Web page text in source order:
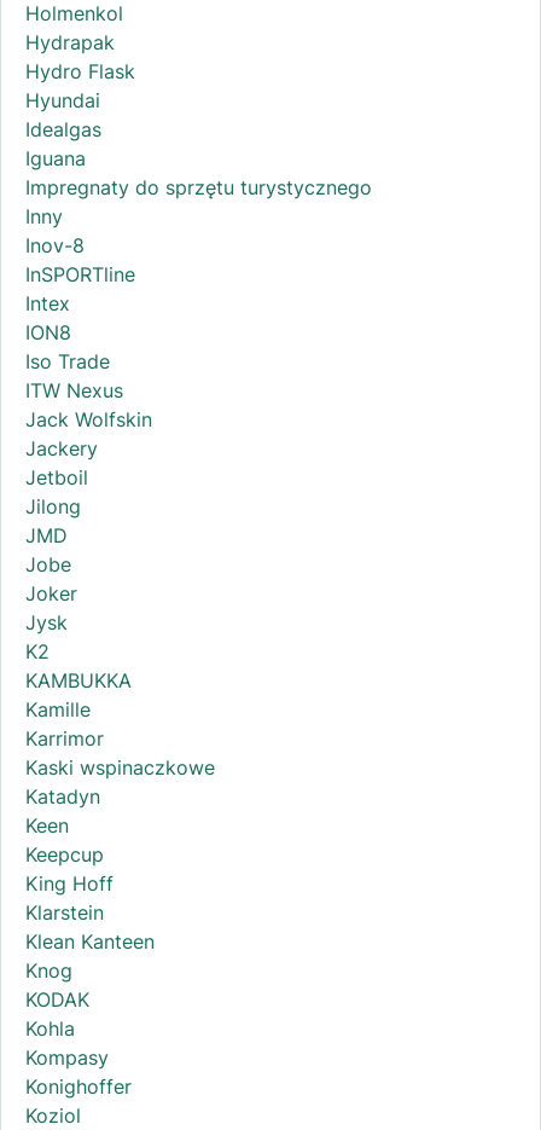
Holmenkol
Hydrapak
Hydro Flask
Hyundai
Idealgas
Iguana
Impregnaty do sprzętu turystycznego
Inny
Inov-8
InSPORTline
Intex
ION8
Iso Trade
ITW Nexus
Jack Wolfskin
Jackery
Jetboil
Jilong
JMD
Jobe
Joker
Jysk
K2
KAMBUKKA
Kamille
Karrimor
Kaski wspinaczkowe
Katadyn
Keen
Keepcup
King Hoff
Klarstein
Klean Kanteen
Knog
KODAK
Kohla
Kompasy
Konighoffer
Koziol